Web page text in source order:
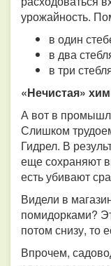
урожайность.
в один
в два
в три
«Нечистая»
А вот в
Слишком
Гидрел. В
еще сохраняют
есть убивают
Видели в
помидорками?
потом снизу, то
Впрочем,